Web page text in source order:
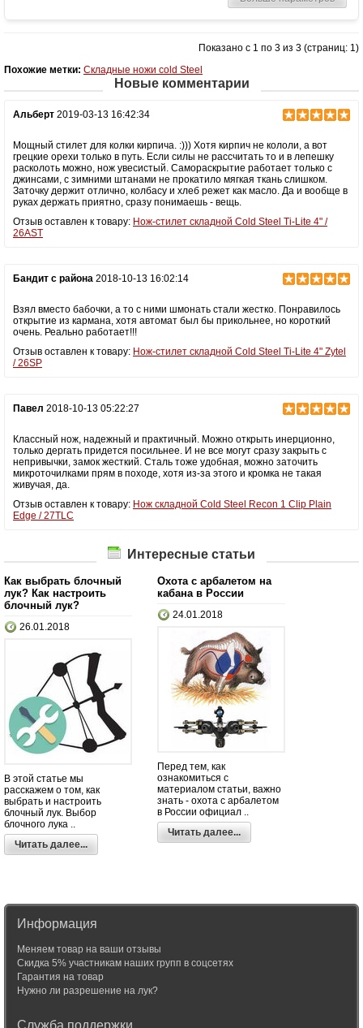
Материал рукоятки
Kraton
Высота (см)
2.9
Комплектация
Ножны из пластика
Показано с 1 по 3 из 3 (страниц: 1)
Похожие метки: Складные ножи cold Steel
Новые комментарии
Альберт 2019-03-13 16:42:34
Мощный стилет для колки кирпича. :))) Хотя кирпич не кололи, а вот
грецкие орехи только в путь. Если силы не рассчитать то и в лепешку
расколоть можно, нож увесистый. Самораскрытие работает только с
джинсами, с зимними штанами не прокатило мягкая ткань слишком.
Заточку держит отлично, колбасу и хлеб режет как масло. Да и вообще в
руках держать приятно, сразу понимаешь - вещь.
Отзыв оставлен к товару: Нож-стилет складной Cold Steel Ti-Lite 4" /
26AST
Бандит с района 2018-10-13 16:02:14
Взял вместо бабочки, а то с ними шмонать стали жестко. Понравилось
открытие из кармана, хотя автомат был бы прикольнее, но короткий
очень. Реально работает!!!
Отзыв оставлен к товару: Нож-стилет складной Cold Steel Ti-Lite 4" Zytel
/ 26SP
Павел 2018-10-13 05:22:27
Классный нож, надежный и практичный. Можно открыть инерционно,
только дергать придется посильнее. И не все могут сразу закрыть с
непривычки, замок жесткий. Сталь тоже удобная, можно заточить
микроточилками прям в походе, хотя из-за этого и кромка не такая
живучая, да.
Отзыв оставлен к товару: Нож складной Cold Steel Recon 1 Clip Plain
Edge / 27TLC
Интересные статьи
Как выбрать блочный
лук? Как настроить
блочный лук?
26.01.2018
В этой статье мы
расскажем о том, как
выбрать и настроить
блочный лук. Выбор
блочного лука ..
Читать далее...
Охота с арбалетом на
кабана в России
24.01.2018
Перед тем, как
ознакомиться с
материалом статьи, важно
знать - охота с арбалетом
в России официал ..
Читать далее...
Информация
Меняем товар на ваши отзывы
Скидка 5% участникам наших групп в соцсетях
Гарантия на товар
Нужно ли разрешение на лук?